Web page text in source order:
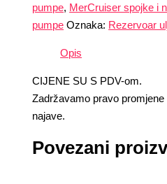
pumpe, MerCruiser spojke i
pumpe Oznaka: Rezervoar
Opis
CIJENE SU S PDV-om.
Zadržavamo pravo
najave.
Povezani